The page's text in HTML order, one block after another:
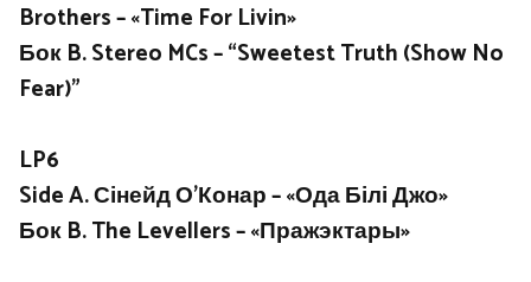
Brothers – «Time For Livin»
Бок B. Stereo MCs – “Sweetest Truth (Show No
Fear)”
LP6
Side A. Сінейд О’Конар – «Ода Білі Джо»
Бок B. The Levellers – «Пражэктары»